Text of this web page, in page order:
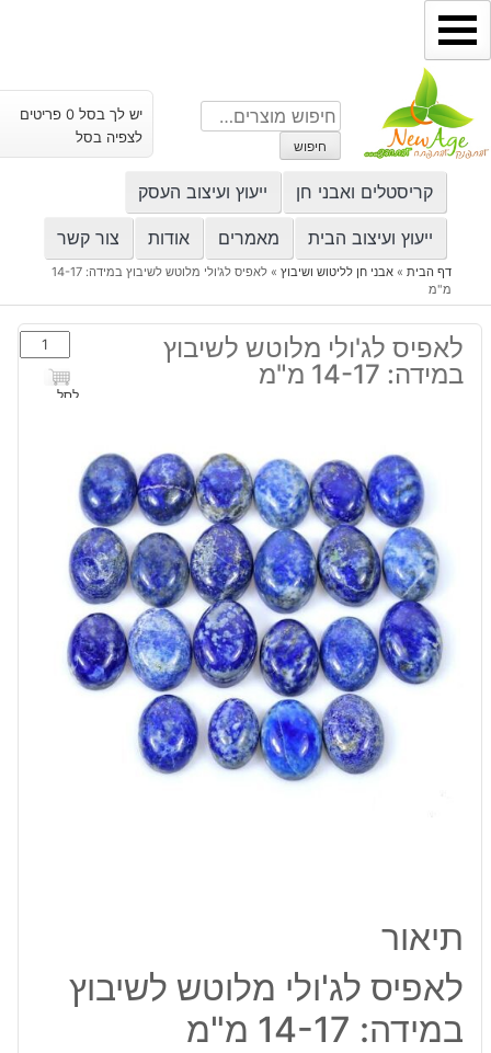
דילוג
לתוכן
חיפוש
עבור:
חיפוש
יש לך בסל 0 פריטים
לצפיה בסל
קריסטלים ואבני חן ייעוץ ועיצוב העסק
ייעוץ ועיצוב הבית מאמרים אודות צור קשר
דף הבית» אבני חן לליטוש ושיבוץ»
לאפיס לג'ולי מלוטש לשיבוץ במידה: 14-17
מ"מ
לאפיס לג'ולי מלוטש לשיבוץ
במידה: 14-17 מ"מ
כמות
של
לאפיס
17
מ"מ
לסל
תיאור
לאפיס לג'ולי מלוטש לשיבוץ
במידה: 14-17 מ"מ